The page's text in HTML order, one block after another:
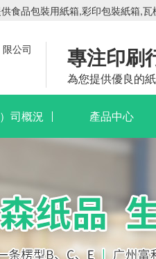
食品包裝用紙箱,彩印包裝紙箱,
專注印刷
為您提供優良的
司概況 產品中心